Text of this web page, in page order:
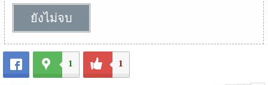
ยังไม่จบ
1 1